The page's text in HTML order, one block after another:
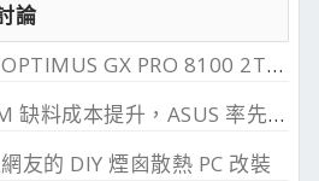
論
SANDISK OPTIMUS GX PRO 8100 2TB 與 850X 2TB 開箱, PCIe 5.0 與 4.0 效能比較
PCB、VRM 缺料成本提升，ASUS 率先調漲主機板
友的 DIY 煙囪散熱 PC 改裝